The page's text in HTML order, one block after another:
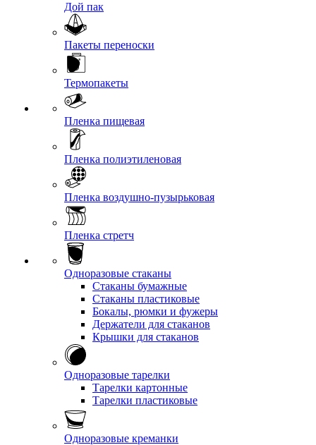
Дой пак
Пакеты переноски
Термопакеты
Пленка пищевая
Пленка полиэтиленовая
Пленка воздушно-пузырьковая
Пленка стретч
Одноразовые стаканы
Стаканы бумажные
Стаканы пластиковые
Бокалы, рюмки и фужеры
Держатели для стаканов
Крышки для стаканов
Одноразовые тарелки
Тарелки картонные
Тарелки пластиковые
Одноразовые креманки